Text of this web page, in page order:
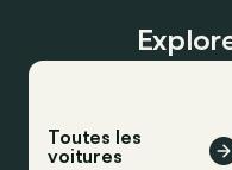
Toutes les
voitures